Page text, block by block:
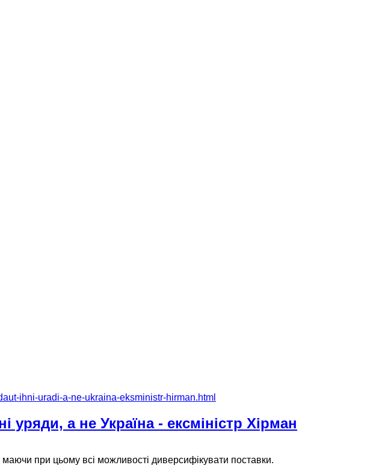
уряди, а не Україна - ексміністр Хірман
при цьому всі можливості диверсифікувати поставки.